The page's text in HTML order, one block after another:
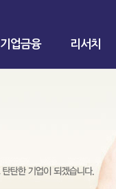
기업금융 리서치